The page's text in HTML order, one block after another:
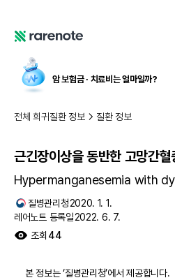
노
레
트
암 보험금 ∙ 치료비 는 얼마일까?
전체 희귀질환 정보 질환 정보
근긴장이상을 동반한 고망간혈
Hypermanganesemia with
질병관리청2020. 1. 1.
레어노트 등록일2022. 6. 7.
조회 44
본 정보는 ‘질병관리청’에서 제공합니다.